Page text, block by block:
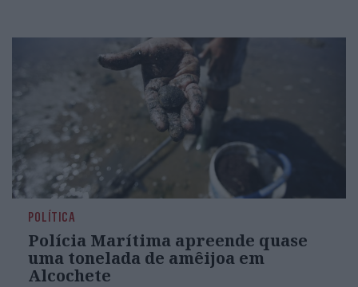
POLÍTICA
Polícia Marítima apreende quase
uma tonelada de amêijoa em
Alcochete